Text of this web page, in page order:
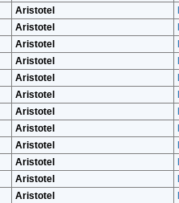
Aristotel
Aristotel
Aristotel
Aristotel
Aristotel
Aristotel
Aristotel
Aristotel
Aristotel
Aristotel
Aristotel
Aristotel